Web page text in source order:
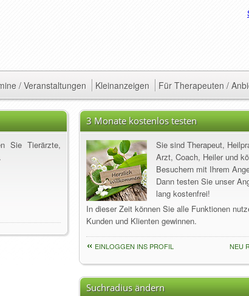
/ Veranstaltungen Kleinanzeigen Für Therapeuten /
Sie Tierärzte,
3 Monate kostenlos testen
Sie sind Therapeut,
Arzt, Coach, Heiler und
Besuchern mit Ihrem
Dann testen Sie unser
lang kostenfrei!
In dieser Zeit können Sie alle Funktionen
Kunden und Klienten gewinnen.
EINLOGGEN INS PROFIL NEU
Suchradius ändern